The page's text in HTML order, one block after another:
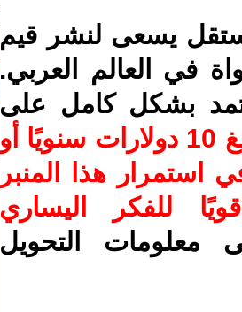
يسعى لنشر قيم
في العالم العربي.
بشكل كامل على
ساهم/ي معنا! بدعمكم بمبلغ 10 دولارات سنويًا أو
استمرار هذا المنبر
للفكر اليساري
معلومات التحويل